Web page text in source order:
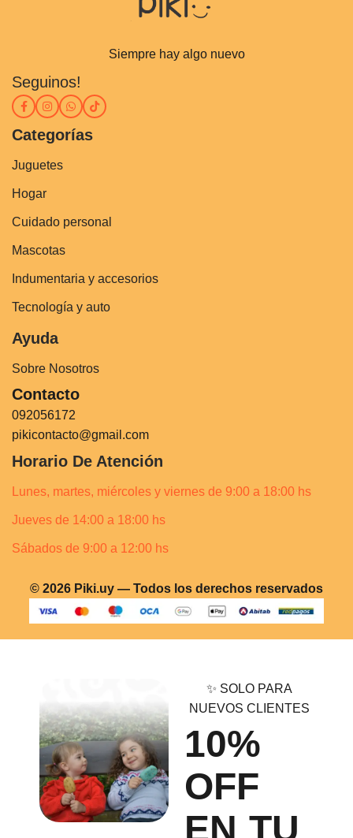
Siempre hay algo nuevo
Seguinos!
Categorías
Juguetes
Hogar
Cuidado personal
Mascotas
Indumentaria y accesorios
Tecnología y auto
Ayuda
Sobre Nosotros
Contacto
092056172
pikicontacto@gmail.com
Horario De Atención
Lunes, martes, miércoles y viernes de 9:00 a 18:00 hs
Jueves de 14:00 a 18:00 hs
Sábados de 9:00 a 12:00 hs
© 2026 Piki.uy — Todos los derechos reservados
✨ SOLO PARA
NUEVOS CLIENTES
10%
OFF
EN TU